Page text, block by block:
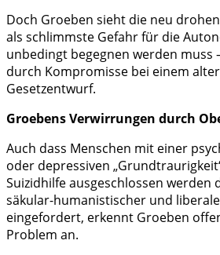
Doch Groeben sieht die neu
als schlimmste Gefahr für die
unbedingt begegnen werden muss
durch Kompromisse bei einem
Gesetzentwurf.
Groebens Verwirrungen durch
Auch dass Menschen mit einer
oder depressiven
Suizidhilfe ausgeschlossen werden
säkular-humanistischer und
eingefordert, erkennt Groeben
Problem an.